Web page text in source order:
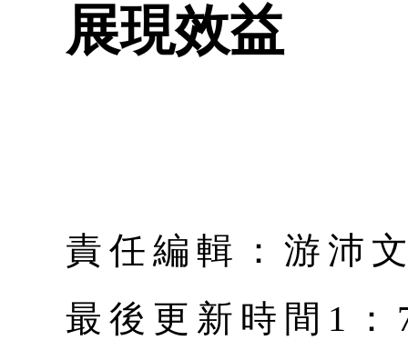
展現效益
責任編輯：游沛
最後更新時間1